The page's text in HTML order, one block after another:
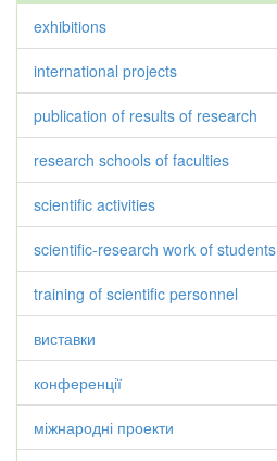
exhibitions
international projects
publication of results of research
research schools of faculties
scientific activities
scientific-research work of students
training of scientific personnel
виставки
конференції
міжнародні проекти